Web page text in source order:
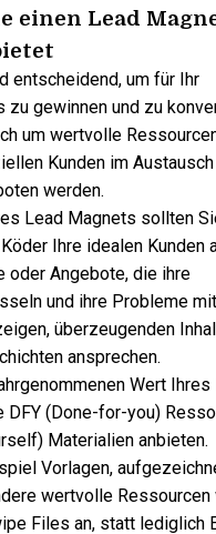
einen Lead
entscheidend, um für Ihr
zu gewinnen und zu
um wertvolle
Kunden im
werden.
Lead Magnets sollten
Ihre idealen Kunden
oder Angebote, die ihre
und ihre Probleme mit
überzeugenden
ansprechen.
Wert Ihres
DFY (Done-for-you)
Materialien anbieten.
Vorlagen,
wertvolle Ressourcen
Files an, statt lediglich